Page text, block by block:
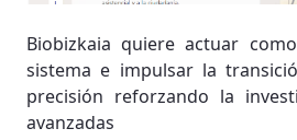
Biobizkaia quiere actuar
sistema e impulsar la
precisión reforzando la
avanzadas